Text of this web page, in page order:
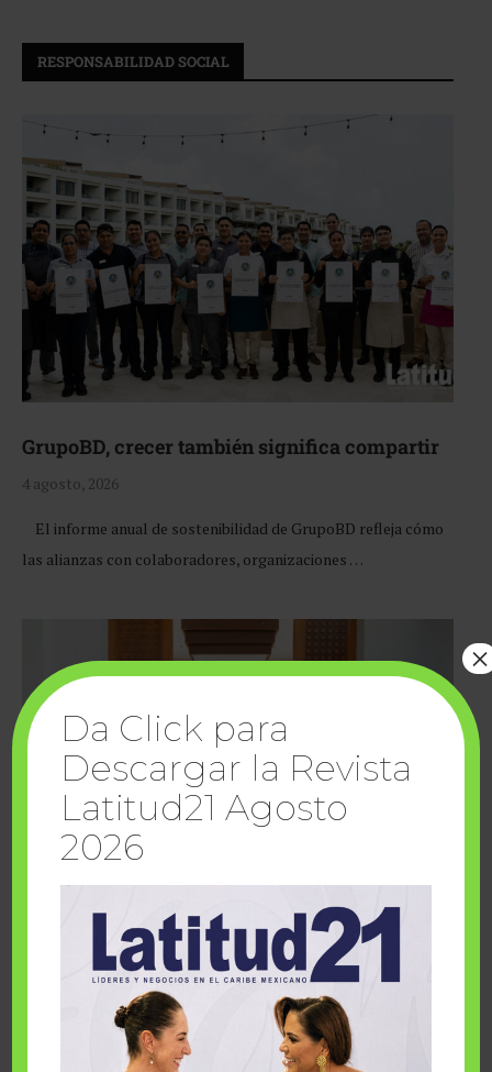
RESPONSABILIDAD SOCIAL
GrupoBD, crecer también significa compartir
4 agosto, 2026
El informe anual de sostenibilidad de GrupoBD refleja cómo
las alianzas con colaboradores, organizaciones …
Cuando la solidaridad inspira; cumplen
sueños Fairmont Mayakoba y Make-A-Wish
Da Click para
Descargar la Revista
Latitud21 Agosto
2026
×